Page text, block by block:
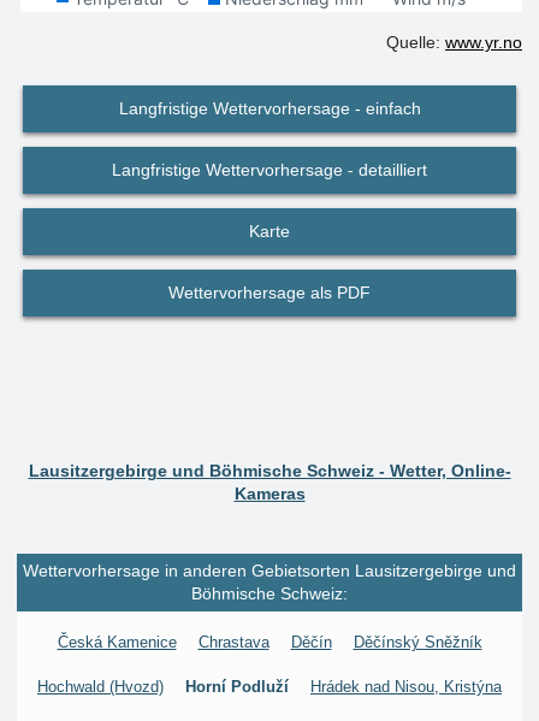
Quelle: www.yr.no
Langfristige Wettervorhersage - einfach
Langfristige Wettervorhersage - detailliert
Karte
Wettervorhersage als PDF
Lausitzergebirge und Böhmische Schweiz - Wetter, Online-
Kameras
Wettervorhersage in anderen Gebietsorten Lausitzergebirge und
Böhmische Schweiz:
Česká Kamenice Chrastava Děčín Děčínský Sněžník
Hochwald (Hvozd) Horní Podluží Hrádek nad Nisou, Kristýna